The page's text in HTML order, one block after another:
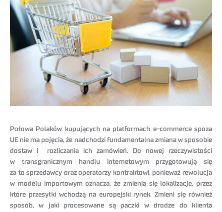
Połowa Polaków kupujących na platformach e-commerce spoza
UE nie ma pojęcia, że nadchodzi fundamentalna zmiana w sposobie
dostaw i rozliczania ich zamówień. Do nowej rzeczywistości
w transgranicznym handlu internetowym przygotowują się
za to sprzedawcy oraz operatorzy kontraktowi, ponieważ rewolucja
w modelu importowym oznacza, że zmienią się lokalizacje, przez
które przesyłki wchodzą na europejski rynek. Zmieni się również
sposób, w jaki procesowane są paczki w drodze do klienta